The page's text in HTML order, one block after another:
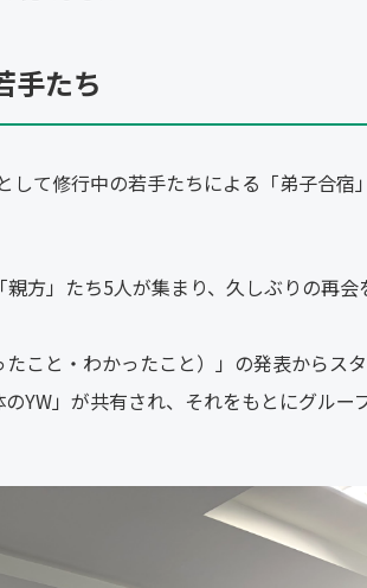
手たち
て修行中の若手たちによる「弟子合宿
方」たち5人が集まり、久しぶりの再会
こと・わかったこと）」の発表からス
YW」が共有され、それをもとにグルー